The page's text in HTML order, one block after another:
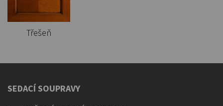
Třešeň
SEDACÍ SOUPRAVY